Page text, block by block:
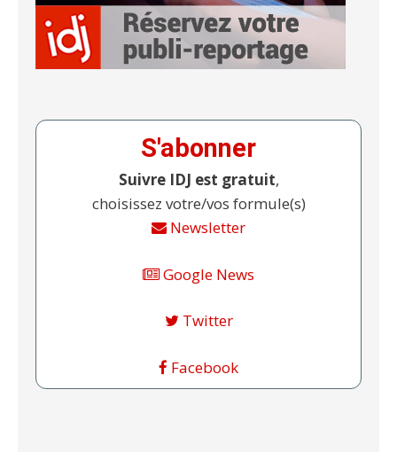
S'abonner
Suivre IDJ est gratuit,
choisissez votre/vos formule(s)
Newsletter
Google News
Twitter
Facebook